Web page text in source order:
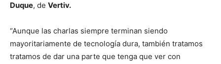
Duque, de Vertiv.
“Aunque las charlas siempre terminan siendo
mayoritariamente de tecnología dura, también tratamos
tratamos de dar una parte que tenga que ver con